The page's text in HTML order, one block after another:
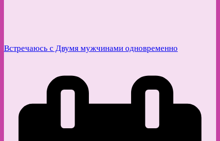
Встречаюсь с Двумя мужчинами одновременно